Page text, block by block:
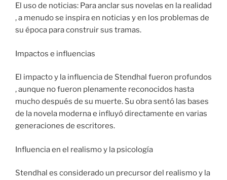
El uso de noticias: Para anclar sus novelas en la realidad
, a menudo se inspira en noticias y en los problemas de
su época para construir sus tramas.
Impactos e influencias
El impacto y la influencia de Stendhal fueron profundos
, aunque no fueron plenamente reconocidos hasta
mucho después de su muerte. Su obra sentó las bases
de la novela moderna e influyó directamente en varias
generaciones de escritores.
Influencia en el realismo y la psicología
Stendhal es considerado un precursor del realismo y la